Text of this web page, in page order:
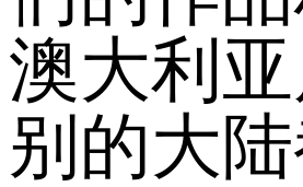
澳大利
别的大